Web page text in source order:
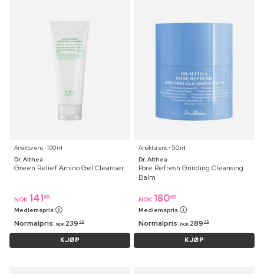
Ansiktsrens ⋅ 100 ml
Dr. Althea
Green Relief Amino Gel Cleanser
NOK 141 95
Medlemspris
Normalpris: NOK 239 95
KJØP
Ansiktsrens ⋅ 50 ml
Dr. Althea
Pore Refresh Grinding Cleansing
Balm
NOK 18095
Medlemspris
Normalpris: NOK 289 95
KJØP